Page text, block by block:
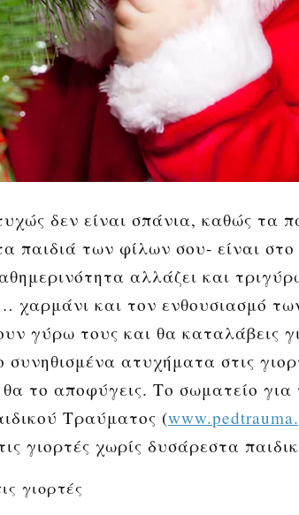
δεν είναι σπάνια, καθώς τα
παιδιά των φίλων σου- είναι στο
αλλάζει και
και τον ενθουσιασμό
γύρω τους και θα καταλάβεις
ατυχήματα στις
το αποφύγεις. Το σωματείο
Τραύματος (
γιορτές χωρίς δυσάρεστα
γιορτές